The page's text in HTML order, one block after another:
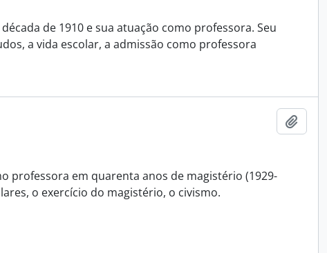
de 1910 e sua atuação como professora. Seu
a vida escolar, a admissão como professora
professora em quarenta anos de magistério (1929-
o exercício do magistério, o civismo.